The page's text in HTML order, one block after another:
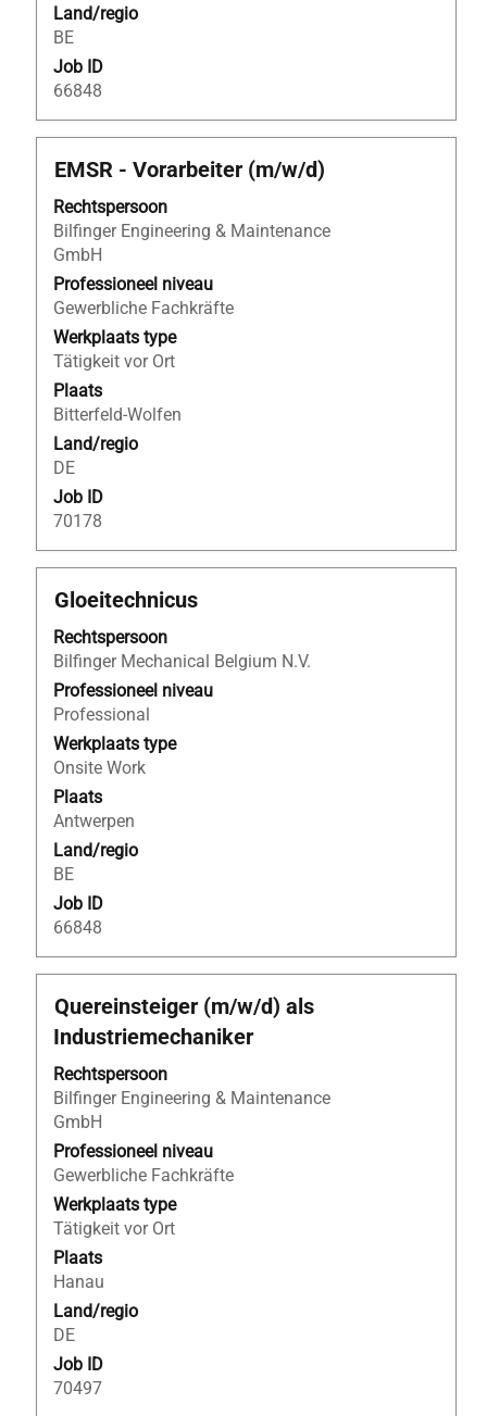
Land/regio
BE
Job ID
66848
te
geven.
Titel
EMSR - Vorarbeiter (m/w/d)
Rechtspersoon
Bilfinger Engineering & Maintenance
GmbH
Professioneel niveau
Gewerbliche Fachkräfte
Werkplaats type
Tätigkeit vor Ort
Plaats
Bitterfeld-Wolfen
Land/regio
DE
Job ID
70178
Selecteer
spatiebalk
om
de
volledige
inhoud
van
de
functiegegevens
weer
te
geven.
Titel
Gloeitechnicus
Rechtspersoon
Bilfinger Mechanical Belgium N.V.
Professioneel niveau
Professional
Werkplaats type
Onsite Work
Plaats
Antwerpen
Land/regio
BE
Job ID
66848
Selecteer
spatiebalk
om
de
volledige
inhoud
van
de
functiegegevens
weer
te
geven.
Titel
Quereinsteiger (m/w/d) als
Industriemechaniker
Rechtspersoon
Bilfinger Engineering & Maintenance
GmbH
Professioneel niveau
Gewerbliche Fachkräfte
Werkplaats type
Tätigkeit vor Ort
Plaats
Hanau
Land/regio
DE
Job ID
70497
Selecteer
deze
spatiebalk
om
de
volledige
inhoud
van
de
functiegegevens
weer
te
geven.